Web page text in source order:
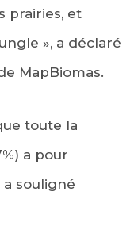
prairies, et
», a déclaré
MapBiomas.
toute la
a pour
a souligné